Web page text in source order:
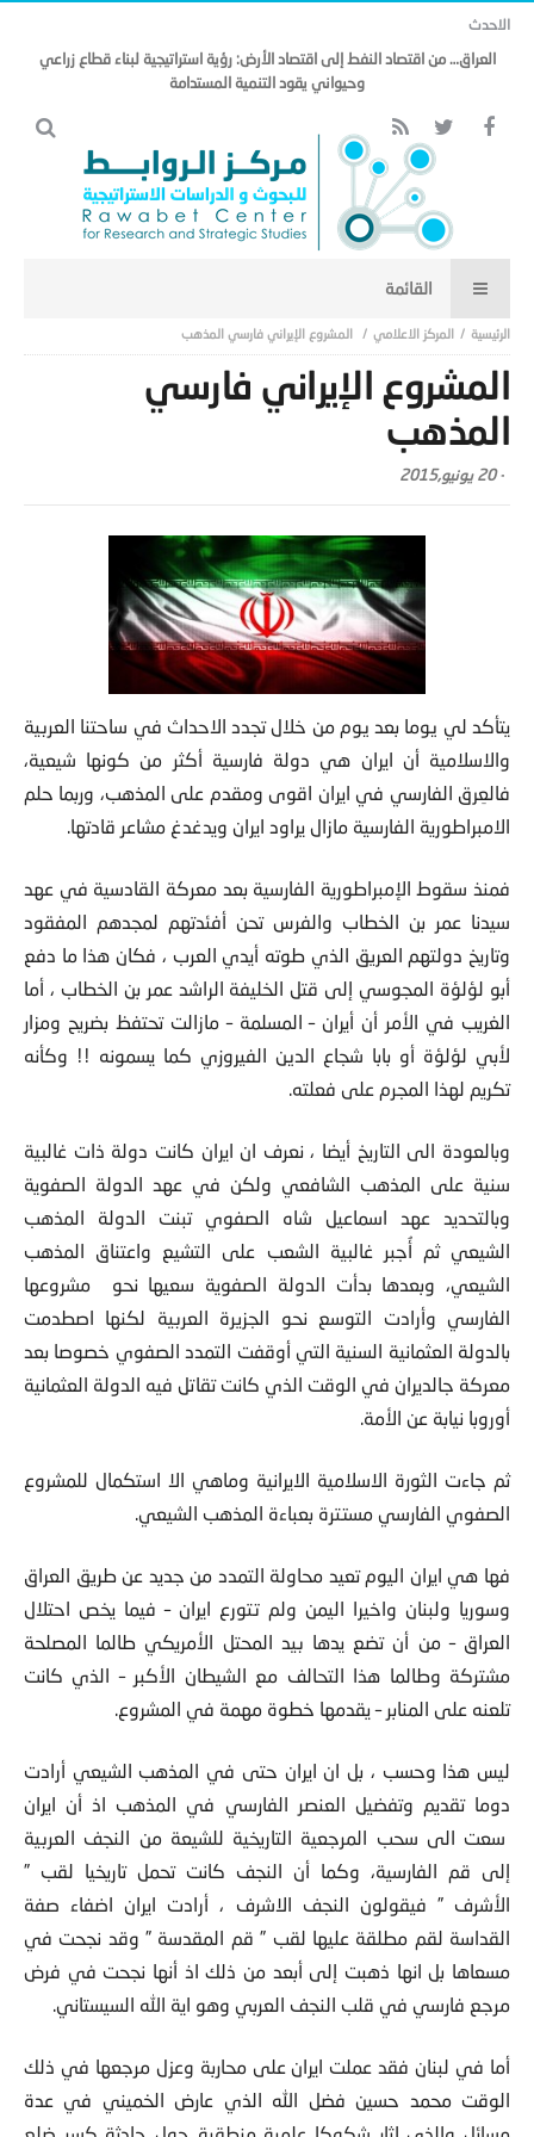
الاحدث
العراق… من اقتصاد النفط إلى اقتصاد الأرض: رؤية استراتيجية لبناء قطاع زراعي
وحيواني يقود التنمية المستدامة
المركز الاعلامي المشروع الإيراني فارسي المذهب
المشروع الإيراني فارسي
المذهب
-20 يونيو,2015
يتأكد لي يوما بعد يوم من خلال تجدد الاحداث في ساحتنا العربية
والاسلامية أن ايران هي دولة فارسية أكثر من كونها شيعية،
فالعِرق الفارسي في ايران اقوى ومقدم على المذهب، وربما حلم
الامبراطورية الفارسية مازال يراود ايران ويدغدغ مشاعر قادتها.
فمنذ سقوط الإمبراطورية الفارسية بعد معركة القادسية في عهد
سيدنا عمر بن الخطاب والفرس تحن أفئدتهم لمجدهم المفقود
وتاريخ دولتهم العريق الذي طوته أيدي العرب ، فكان هذا ما دفع
أبو لؤلؤة المجوسي إلى قتل الخليفة الراشد عمر بن الخطاب ، أما
الغريب في الأمر أن أيران – المسلمة – مازالت تحتفظ بضريح ومزار
لأبي لؤلؤة أو بابا شجاع الدين الفيروزي كما يسمونه !! وكأنه
تكريم لهذا المجرم على فعلته.
وبالعودة الى التاريخ أيضا ، نعرف ان ايران كانت دولة ذات غالبية
سنية على المذهب الشافعي ولكن في عهد الدولة الصفوية
وبالتحديد عهد اسماعيل شاه الصفوي تبنت الدولة المذهب
الشيعي ثم أُجبر غالبية الشعب على التشيع واعتناق المذهب
الشيعي، وبعدها بدأت الدولة الصفوية سعيها نحو مشروعها
الفارسي وأرادت التوسع نحو الجزيرة العربية لكنها اصطدمت
بالدولة العثمانية السنية التي أوقفت التمدد الصفوي خصوصا بعد
معركة جالديران في الوقت الذي كانت تقاتل فيه الدولة العثمانية
أوروبا نيابة عن الأمة.
ثم جاءت الثورة الاسلامية الايرانية وماهي الا استكمال للمشروع
الصفوي الفارسي مستترة بعباءة المذهب الشيعي.
فها هي ايران اليوم تعيد محاولة التمدد من جديد عن طريق العراق
وسوريا ولبنان واخيرا اليمن ولم تتورع ايران – فيما يخص احتلال
العراق – من أن تضع يدها بيد المحتل الأمريكي طالما المصلحة
مشتركة وطالما هذا التحالف مع الشيطان الأكبر – الذي كانت
تلعنه على المنابر – يقدمها خطوة مهمة في المشروع.
ليس هذا وحسب ، بل ان ايران حتى في المذهب الشيعي أرادت
دوما تقديم وتفضيل العنصر الفارسي في المذهب اذ أن ايران
سعت الى سحب المرجعية التاريخية للشيعة من النجف العربية
إلى قم الفارسية، وكما أن النجف كانت تحمل تاريخيا لقب ”
الأشرف ” فيقولون النجف الاشرف ، أرادت ايران اضفاء صفة
القداسة لقم مطلقة عليها لقب ” قم المقدسة ” وقد نجحت في
مسعاها بل انها ذهبت إلى أبعد من ذلك اذ أنها نجحت في فرض
مرجع فارسي في قلب النجف العربي وهو اية الله السيستاني.
أما في لبنان فقد عملت ايران على محاربة وعزل مرجعها في ذلك
الوقت محمد حسين فضل الله الذي عارض الخميني في عدة
مسائل والذي اثار شكوكا علمية منطقية حول حادثة كسر ضلع